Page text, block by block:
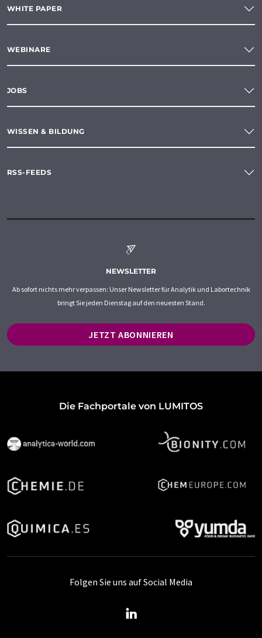
WHITE PAPER
WEBINARE
JOBS
WISSEN & BILDUNG
RSS-FEEDS
NEWSLETTER
Ab sofort nichts mehr verpassen: Unser Newsletter für Analytik und Labortechnik
bringt Sie jeden Dienstag auf den neuesten Stand.
JETZT ABONNIEREN
Die Fachportale von LUMITOS
Folgen Sie uns auf Social Media